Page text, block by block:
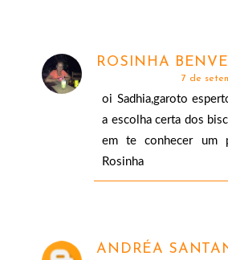
ROSINHA
7 de
oi Sadhia,garoto
a escolha certa dos
em te conhecer um
Rosinha
ANDRÉA